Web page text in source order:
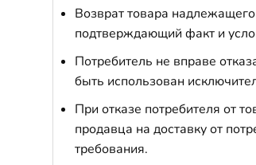
Возврат товара
подтверждающий факт и
Потребитель не вправе
быть использован
При отказе потребителя от
продавца на доставку от
требования.